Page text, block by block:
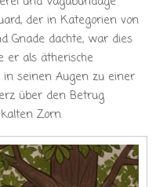
der in Kategorien von
Gnade dachte, war dies
er als ätherische
seinen Augen zu einer
über den Betrug
Zorn.